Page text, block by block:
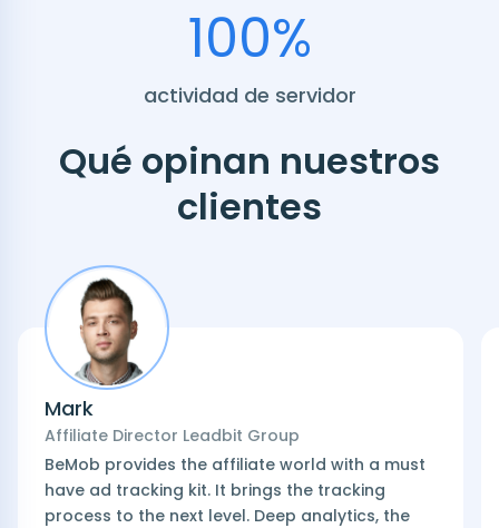
100%
actividad de servidor
Qué opinan nuestros
clientes
Mark
Affiliate Director Leadbit Group
BeMob provides the affiliate world with a must
have ad tracking kit. It brings the tracking
process to the next level. Deep analytics, the